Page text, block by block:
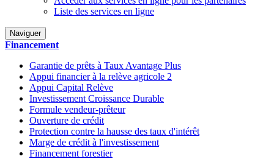
Liste des services en ligne
Naviguer
Financement
Garantie de prêts à Taux Avantage Plus
Appui financier à la relève agricole 2
Appui Capital Relève
Investissement Croissance Durable
Formule vendeur-prêteur
Ouverture de crédit
Protection contre la hausse des taux d'intérêt
Marge de crédit à l'investissement
Financement forestier